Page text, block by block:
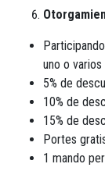
uno o
5% de
10% de
15% de
Portes
1 mando